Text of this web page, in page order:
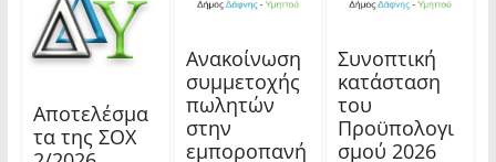
Αποτελέσμα
τα της ΣΟΧ
Ανακοίνωση
συμμετοχής
πωλητών
στην
εμποροπανή
Συνοπτική
κατάσταση
του
Προϋπολογι
σμού 2026